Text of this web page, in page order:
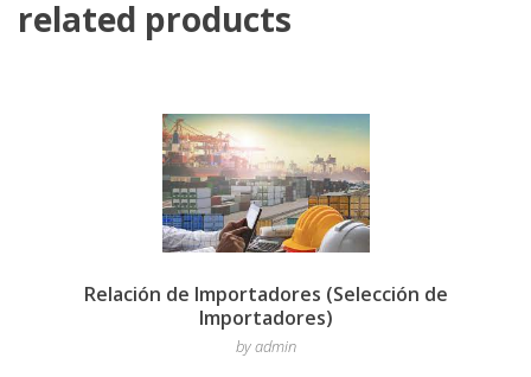
related products
Relación de Importadores (Selección de
Importadores)
by admin